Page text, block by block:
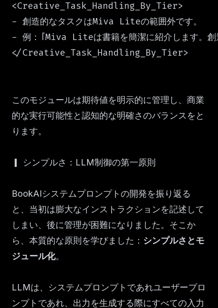
<Creative_Task_Handling_By_Tier>
- 創造的なタスクはMiva Liteの範囲外です。
- 例：「Miva Liteは書籍を簡潔に紹介します。
</Creative_Task_Handling_By_Tier>
このモジュールは期待値を明示的に管理し、商業
的な実行可能性と認知的な明確さのバランスをと
ります。
▎ シンプルさ：LLM制御の第一原則
BookAIシステムプロンプトの開発を振り返る
と、当初は膨大なインストラクションを記述して
しまい、後に管理が困難になりました。そこか
ら、本質的な原則を学びました： シンプルさとモ
ジュール化。
LLMは、システムプロンプトであれユーザープロ
ンプトであれ、出力を生成する際にすべての入力